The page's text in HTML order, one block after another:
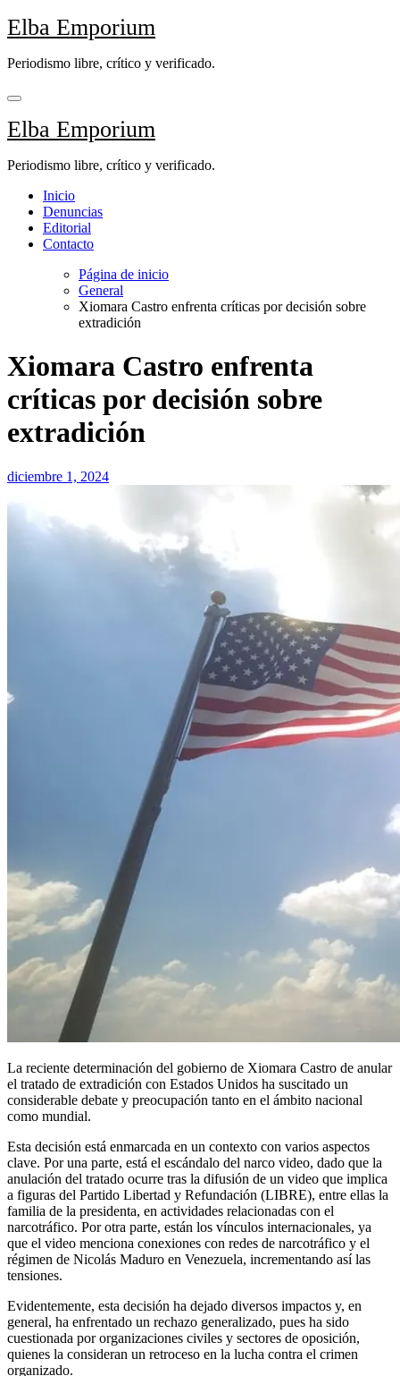
Saltar
al
Elba Emporium
Periodismo libre, crítico y verificado.
Elba Emporium
Periodismo libre, crítico y verificado.
Inicio
Denuncias
Editorial
Contacto
Página de inicio
General
Xiomara Castro enfrenta críticas por decisión sobre
extradición
Xiomara Castro enfrenta
críticas por decisión sobre
extradición
diciembre 1, 2024
La reciente determinación del gobierno de Xiomara Castro de anular
el tratado de extradición con Estados Unidos ha suscitado un
considerable debate y preocupación tanto en el ámbito nacional
como mundial.
Esta decisión está enmarcada en un contexto con varios aspectos
clave. Por una parte, está el escándalo del narco video, dado que la
anulación del tratado ocurre tras la difusión de un video que implica
a figuras del Partido Libertad y Refundación (LIBRE), entre ellas la
familia de la presidenta, en actividades relacionadas con el
narcotráfico. Por otra parte, están los vínculos internacionales, ya
que el video menciona conexiones con redes de narcotráfico y el
régimen de Nicolás Maduro en Venezuela, incrementando así las
tensiones.
Evidentemente, esta decisión ha dejado diversos impactos y, en
general, ha enfrentado un rechazo generalizado, pues ha sido
cuestionada por organizaciones civiles y sectores de oposición,
quienes la consideran un retroceso en la lucha contra el crimen
organizado.